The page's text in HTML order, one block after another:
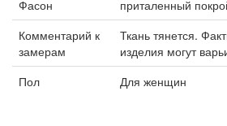
Фасон
приталенный
Комментарий к
замерам
Ткань тянется.
изделия могут
Пол
Для женщин